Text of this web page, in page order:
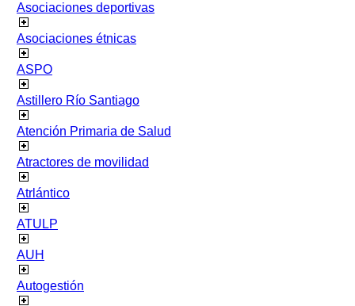
Asociaciones deportivas
Asociaciones étnicas
ASPO
Astillero Río Santiago
Atención Primaria de Salud
Atractores de movilidad
Atrlántico
ATULP
AUH
Autogestión